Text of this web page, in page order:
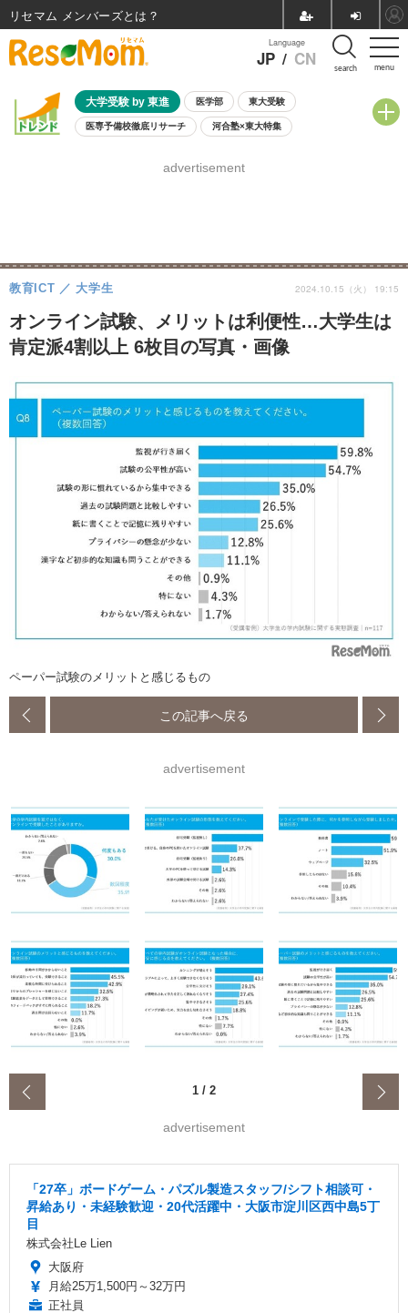
menu
Language
JP / CN search
大学受験 by 東進 医学部 東大受験
医専予備校徹底リサーチ 河合塾×東大特集
8月開催学校説明会・相談会
advertisement
オンライン試験、メリットは利便性…大学生は
肯定派4割以上 6枚目の写真・画像
教育ICT 大学生 2024.10.15（火） 19:15
ペーパー試験のメリットと感じるもの
この記事へ戻る
advertisement
1 / 2
advertisement
「27卒」ボードゲーム・パズル製造スタッフ/シフト相談可・
昇給あり・未経験歓迎・20代活躍中・大阪市淀川区西中島5丁
目
株式会社Le Lien
大阪府
月給25万1,500円～32万円
正社員
リセマム メンバーズ